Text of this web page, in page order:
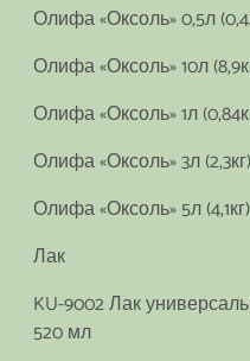
Олифа «Оксоль» 0,5л
Олифа «Оксоль» 10л
Олифа «Оксоль» 1л
Олифа «Оксоль» 3л (2,3кг)
Олифа «Оксоль» 5л (4,1кг)
Лак
KU-9002 Лак
520 мл